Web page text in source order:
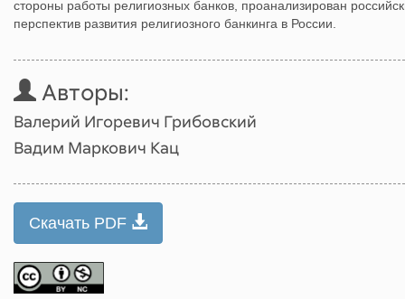
стороны работы религиозных банков, проанализирован
перспектив развития религиозного банкинга в России.
Авторы:
Валерий Игоревич Грибовский
Вадим Маркович Кац
Скачать PDF